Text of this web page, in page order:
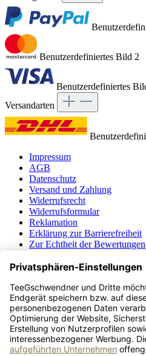
Benutzerdefiniertes Bild 2
Benutzerdefiniertes
Versandarten
Impressum
AGB
Datenschutz
Versand und Zahlung
Widerrufsrecht
Widerrufsformular
Reklamation
Erklärung zur Barrierefreiheit
Zur Echtheit der Bewertungen
Alle Preise inkl. gesetzl.
nicht anders angegeben.
© 2026 TeeGschwendner - Alle
Google Maps-Zustimmung